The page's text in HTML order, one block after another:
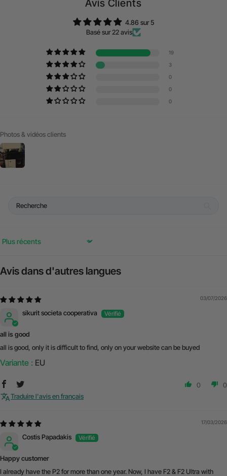
Avis Clients
4.86 sur 5
Basé sur 22 avis
19
3
0
0
0
Photos & vidéos clients
Sort by
Avis dans d'autres langues
03/07/2026
sikurit societa cooperativa
all is good
all is good, only it is difficult to find, only on your website can be buyed
EU
0
0
Traduire l'avis en français
17/03/2026
Costis Papadakis
Happy customer
I already have the P2 for more than one year. Now, I have F2 & F2 Ultra with